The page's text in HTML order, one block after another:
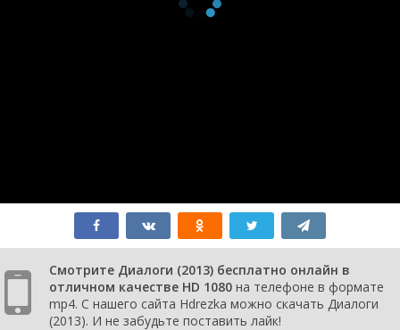
Смотрите Диалоги (2013) бесплатно онлайн в
отличном качестве HD 1080 на телефоне в формате
mp4. С нашего сайта Hdrezka можно скачать Диалоги
(2013). И не забудьте поставить лайк!